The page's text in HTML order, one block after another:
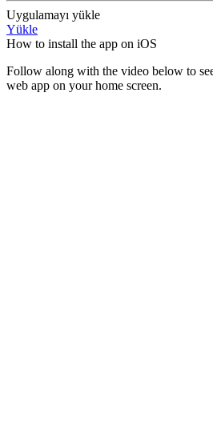
Uygulamayı yükle
Yükle
How to install the app on iOS
Follow along with the video below to
web app on your home screen.